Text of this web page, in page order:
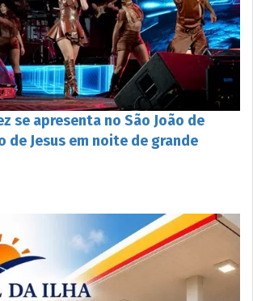
se apresenta no São João de
de Jesus em noite de grande